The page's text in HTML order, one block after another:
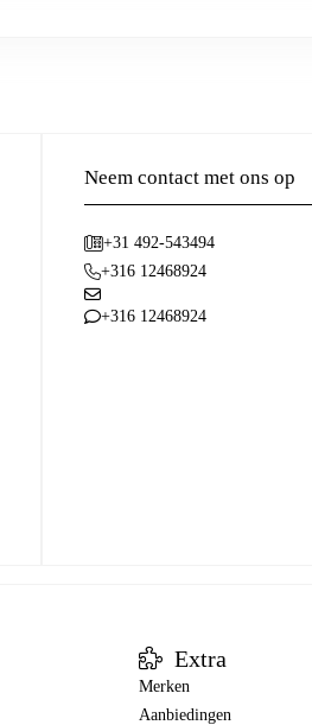
Neem contact met ons op
+31 492-543494
+316 12468924
+316 12468924
Extra
Merken
Aanbiedingen